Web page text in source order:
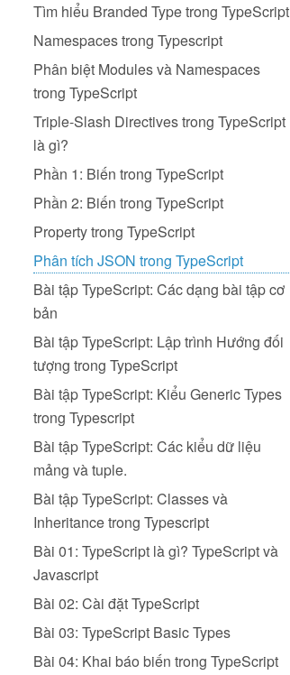
Tìm hiểu Branded Type trong TypeScript
Namespaces trong Typescript
Phân biệt Modules và Namespaces
trong TypeScript
Triple-Slash Directives trong TypeScript
là gì?
Phần 1: Biến trong TypeScript
Phần 2: Biến trong TypeScript
Property trong TypeScript
Phân tích JSON trong TypeScript
Bài tập TypeScript: Các dạng bài tập cơ
bản
Bài tập TypeScript: Lập trình Hướng đối
tượng trong TypeScript
Bài tập TypeScript: Kiểu Generic Types
trong Typescript
Bài tập TypeScript: Các kiểu dữ liệu
mảng và tuple.
Bài tập TypeScript: Classes và
Inheritance trong Typescript
Bài 01: TypeScript là gì? TypeScript và
Javascript
Bài 02: Cài đặt TypeScript
Bài 03: TypeScript Basic Types
Bài 04: Khai báo biến trong TypeScript